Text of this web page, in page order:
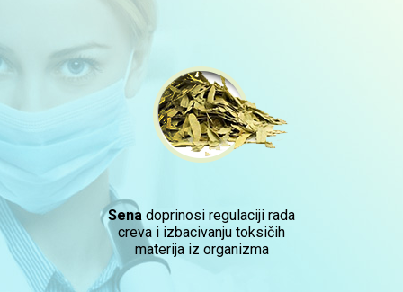
Sena doprinosi regulaciji rada
creva i izbacivanju toksičih
materija iz organizma